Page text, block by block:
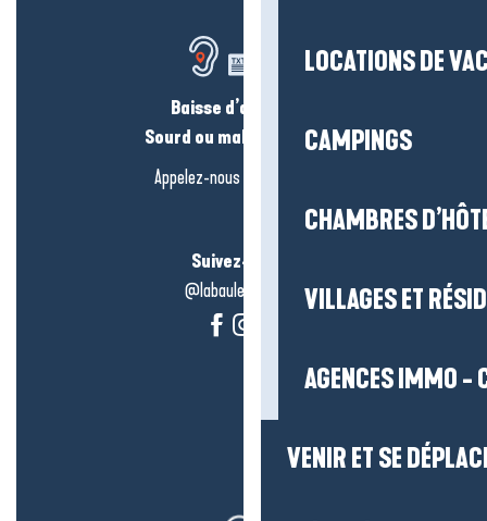
LOCATIONS DE
CAMPINGS
CHAMBRES
VILLAGES ET
AGENCES IMMO -
VENIR ET SE
Baisse d’audition ?
Sourd ou malentendant ?
Appelez-nous en
Suivez-nous !
@labauleguérande